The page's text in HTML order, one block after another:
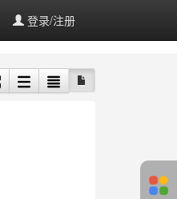
登录/注册